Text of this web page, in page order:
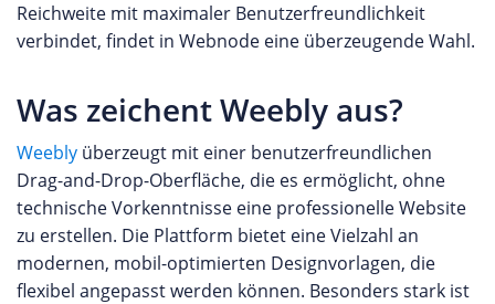
Reichweite mit maximaler Benutzerfreundlichkeit
verbindet, findet in Webnode eine überzeugende Wahl.
Was zeichent Weebly aus?
Weebly überzeugt mit einer benutzerfreundlichen
Drag-and-Drop-Oberfläche, die es ermöglicht, ohne
technische Vorkenntnisse eine professionelle Website
zu erstellen. Die Plattform bietet eine Vielzahl an
modernen, mobil-optimierten Designvorlagen, die
flexibel angepasst werden können. Besonders stark ist